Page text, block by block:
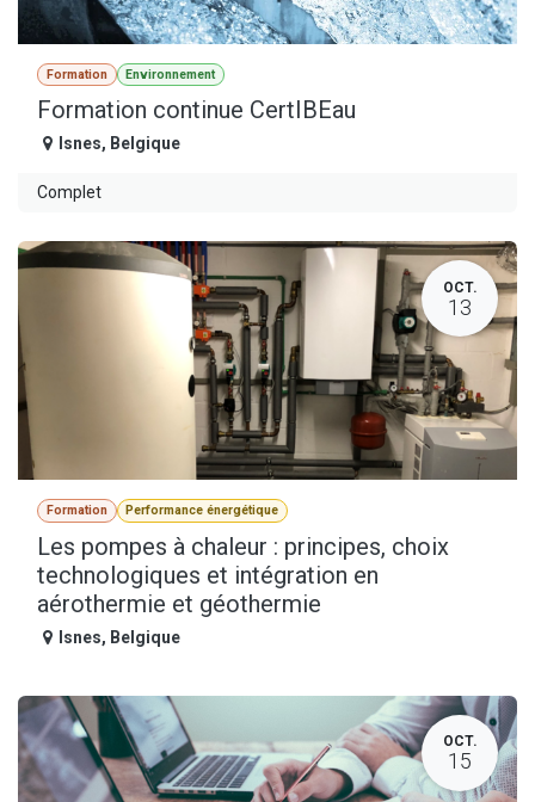
Formation Environnement
Formation continue CertIBEau
Isnes, Belgique
Complet
OCT.
13
Formation Performance énergétique
Les pompes à chaleur : principes, choix
technologiques et intégration en
aérothermie et géothermie
Isnes, Belgique
OCT.
15